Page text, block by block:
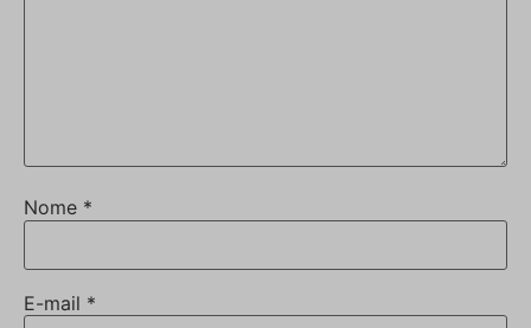
Nome *
E-mail *